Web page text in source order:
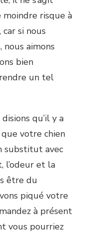
risque à
si nous
nous aimons
bien
un tel
qu’il y a
votre chien
substitut avec
l’odeur et la
être du
piqué votre
à présent
vous pourriez